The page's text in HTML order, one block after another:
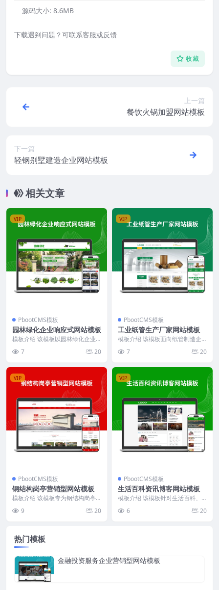
源码大小: 8.6MB
下载遇到问题？可联系客服或反馈
收藏
上一篇
餐饮火锅加盟网站模板
下一篇
轻钢别墅建造企业网站模板
相关文章
VIP
PbootCMS模板
园林绿化企业响应式网站模板
模板介绍 该模板以园林绿化企业
业务、工程案例及行业...
7 20
VIP
PbootCMS模板
工业纸管生产厂家网站模板
模板介绍 该模板面向纸管制造企
例”“公司优势”“...
7 20
VIP
PbootCMS模板
钢结构岗亭营销型网站模板
模板介绍 该模板专为钢结构岗亭
产品展示、企业实力、...
9 20
VIP
PbootCMS模板
生活百科资讯博客网站模板
模板介绍 该模板针对生活百科、
需求设计，结构清晰，...
6 20
热门模板
金融投资服务企业营销型网站模板